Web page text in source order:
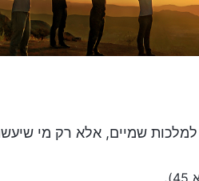
למלכות שמיים, אלא רק מי
.